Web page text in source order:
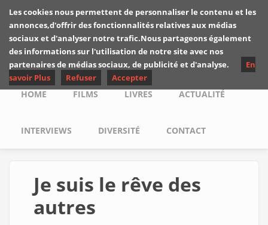
Skip to main content
Les critiques de
Yuyine
Main menu
HOME FILMS LIVRES ACTUALITÉ
INTERVIEWS DIVERSITÉ CONTACT
Je suis le rêve des
autres
Les cookies nous permettent de personnaliser le contenu et les
annonces,d'offrir des fonctionnalités relatives aux médias
sociaux et d'analyser notre trafic.Nous partageons également
des informations sur l'utilisation de notre site avec nos
partenaires de médias sociaux, de publicité et d'analyse.
En
savoir Plus
Refuser Accepter